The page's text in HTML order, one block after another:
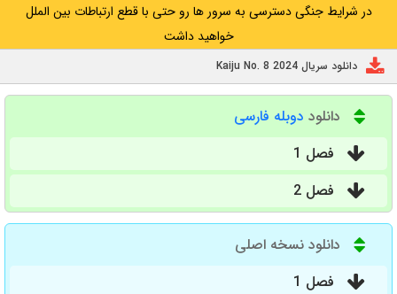
در شرایط جنگی دسترسی به سرور ها رو حتی با قطع ارتباطات بین الملل
خواهید داشت
دانلود سریال Kaiju No. 8 2024
دانلود دوبله فارسی
فصل 1
فصل 2
دانلود نسخه اصلی
فصل 1